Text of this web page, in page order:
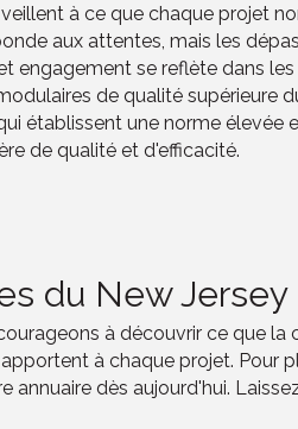
à ce que chaque projet
aux attentes, mais les
engagement se reflète dans les
de qualité supérieure
établissent une norme élevée
de qualité et d'efficacité.
du New Jersey
à découvrir ce que
à chaque projet. Pour
annuaire dès aujourd'hui.